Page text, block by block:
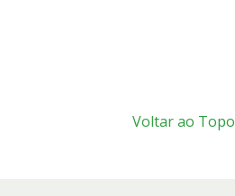
Voltar ao Topo